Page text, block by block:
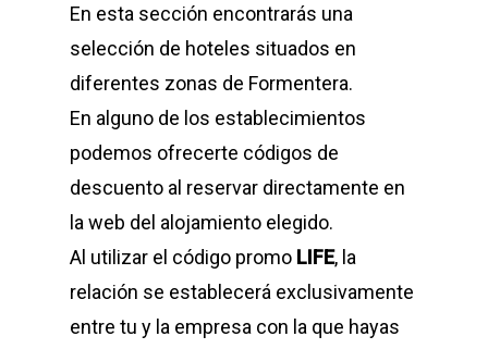
En esta sección encontrarás una
selección de hoteles situados en
diferentes zonas de Formentera.
En alguno de los establecimientos
podemos ofrecerte códigos de
descuento al reservar directamente en
la web del alojamiento elegido.
Al utilizar el código promo LIFE, la
relación se establecerá exclusivamente
entre tu y la empresa con la que hayas